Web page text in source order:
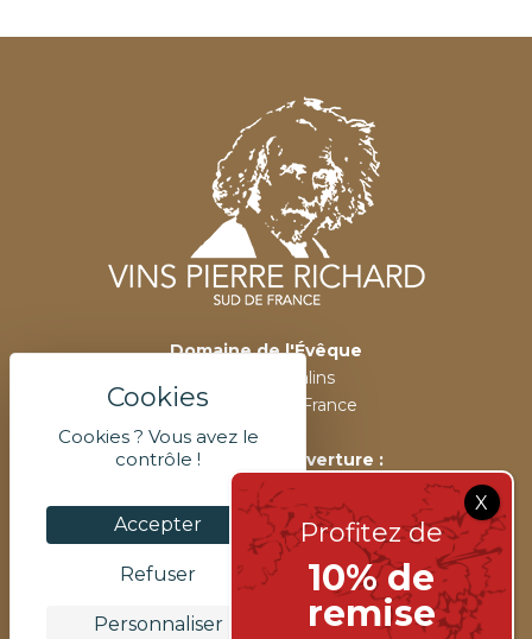
Domaine de l'Évêque
Route des Salins
11430 Gruissan France
Nos horaires d’ouverture :
Ouvert du Lundi au Dimanche
De 10H00 à 13H00 et de 15H00 à 19h00
Ouvert tous les jours même le Dimanche.
DOMAINE DE L'ÉVÊQUE
Profitez de
10% de
remise
Cookies ? Vous avez le
contrôle !
Accepter
Refuser
Personnaliser